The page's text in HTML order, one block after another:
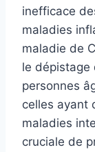
inefficace
maladies
maladie de
le dépistage
personnes
celles ayant
maladies
cruciale de